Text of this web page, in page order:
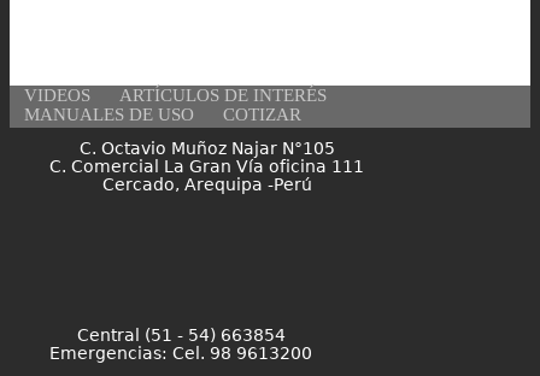
VIDEOS
ARTÍCULOS DE INTERÉS
MANUALES DE USO
COTIZAR
C. Octavio Muñoz Najar N°105
C. Comercial La Gran Vía oficina 111
Cercado, Arequipa -Perú
Central (51 - 54) 663854
Emergencias: Cel. 98 9613200